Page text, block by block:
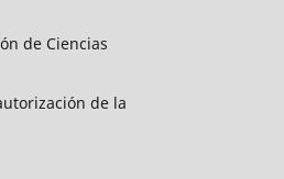
de Ciencias
de la